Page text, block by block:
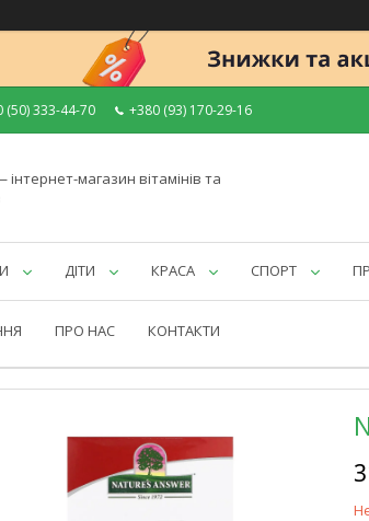
(50) 333-44-70 +380 (93) 170-29-16
магазин вітамінів та
ДІТИ КРАСА СПОРТ
ПРО НАС КОНТАКТИ